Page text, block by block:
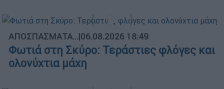
ΑΠΟΣΠΑΣΜΑΤΑ...|06.08.2026 18:49
Φωτιά στη Σκύρο: Τεράστιες φλόγες και
ολονύχτια μάχη